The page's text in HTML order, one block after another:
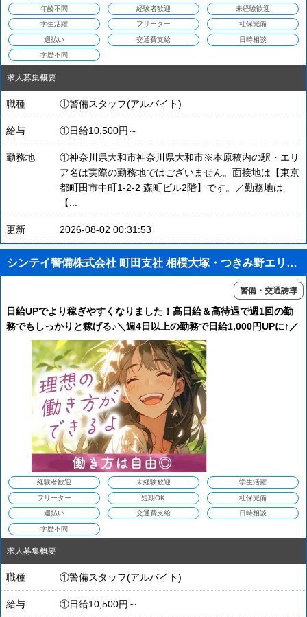
年齢不問 経験者歓迎 未経験歓迎
学生活躍 フリーター 社保完備
週払い 交通費支給 日時相談
学歴不問
求人募集概要
職種 ①警備スタッフ(アルバイト)
給与 ①日給10,500円～
勤務地
①神奈川県大和市神奈川県大和市※本原稿内の駅・エリ
ア名は実際の勤務地ではございません。面接地は【東京
都町田市中町1-2-2 森町ビル2階】です。／勤務地は
【...
更新 2026-08-02 00:31:53
シンテイ警備株式会社 町田支社 相模大塚・つきみ野エリア(交通誘導)/A3203200109
警備・交通誘導
日給UPでより稼ぎやすくなりました！高日給＆高待遇で週1回の勤
務でもしっかりと稼げる♪＼週4日以上の勤務で日給1,000円UPに↑／
週払い・給与前払い制度あり★1週間毎の自由シフト制！交通費全額
支給！
経験者歓迎 未経験歓迎 学生活躍
フリーター 短期OK 社保完備
週払い 交通費支給 日時相談
学歴不問
求人募集概要
職種 ①警備スタッフ(アルバイト)
給与 ①日給10,500円～